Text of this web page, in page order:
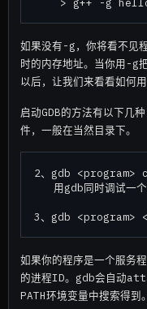
如果没有-g，你将看不见
时的内存地址。当你用-g
以后，让我们来看看如何
启动GDB的方法有以下几
件，一般在当然目录下。
2、gdb <program>
用gdb同时调试一
如果你的程序是一个服务
的进程ID。gdb会自动
PATH环境变量中搜索得到。